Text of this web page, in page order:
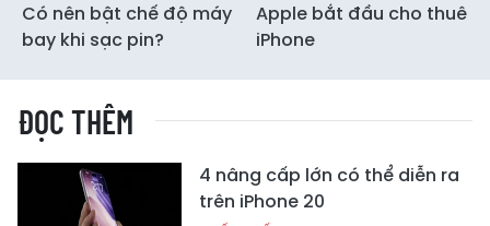
Có nên bật chế độ máy
bay khi sạc pin?
Apple bắt đầu cho thuê
iPhone
ĐỌC THÊM
4 nâng cấp lớn có thể diễn ra
trên iPhone 20